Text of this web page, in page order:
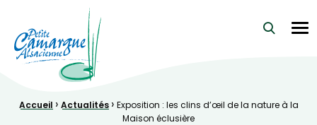
La Petite Camargue Alsacienne Réserve Naturelle au
Fil d'Ariane :
Accueil › Actualités › Exposition : les clins d’œil de la nature à la
Maison éclusière